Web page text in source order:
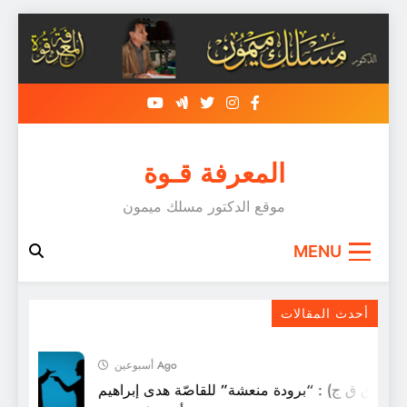
content
المعرفة قـوة
موقع الدكتور مسلك ميمون
MENU
أحدث المقالات
أسبوعين Ago
ل (ق ق ج) : “برودة منعشة” للقاصّة هدى إبراهيم
من طرائف اللّغة العربية: